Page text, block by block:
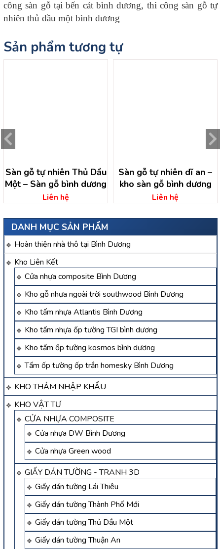
DANH MỤC SẢN PHẨM
Hoàn thiện nhà thô tại Bình Dương
Kho Liên Kết
Cửa nhựa composite Bình Dương
Kho gỗ nhựa ngoài trời southwood Bình Dương
Kho tấm nhựa Atlantis Bình Dương
Kho tấm nhựa ốp tường TGI bình dương
Kho tấm ốp tường kosmos bình dương
Tấm ốp tường ốp trần homesky Bình Dương
KHO THẢM NHẬP KHẨU
KHO VẬT TƯ
CỬA NHỰA COMPOSITE
Cửa nhựa DW Bình Dương
Cửa nhựa Green wood
GIẤY DÁN TƯỜNG - TRANH 3D
Giấy dán tường Lái Thiêu
Giấy dán tường Thành Phố Mới
Giấy dán tường Thủ Dầu Một
Giấy dán tường Thuận An
công sàn gỗ tại bến cát bình dương, thi công sàn gỗ tự
nhiên thủ dầu một bình dương
Sản phẩm tương tự
Sàn gỗ tự nhiên Thủ Dầu
Một – Sàn gỗ bình dương
Liên hệ
Sàn gỗ tự nhiên dĩ an –
kho sàn gỗ bình dương
Liên hệ